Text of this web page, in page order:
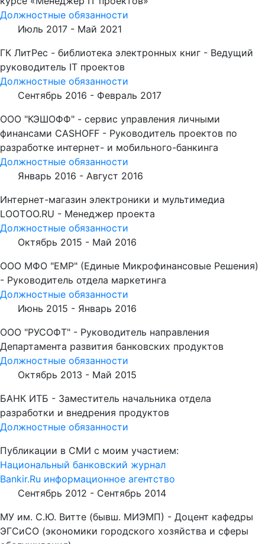
Должностные обязанности
Июль 2017 - Май 2021
ГК ЛитРес - библиотека электронных книг - Ведущий
руководитель IT проектов
Должностные обязанности
Сентябрь 2016 - Февраль 2017
ООО "КЭШОФФ" - сервис управления личными
финансами CASHOFF - Руководитель проектов по
разработке интернет- и мобильного-банкинга
Должностные обязанности
Январь 2016 - Август 2016
Интернет-магазин электроники и мультимедиа
LOOTOO.RU - Менеджер проекта
Должностные обязанности
Октябрь 2015 - Май 2016
ООО МФО "ЕМР" (Единые Микрофинансовые Решения)
- Руководитель отдела маркетинга
Должностные обязанности
Июнь 2015 - Январь 2016
ООО "РУСОФТ" - Руководитель направления
Департамента развития банковских продуктов
Должностные обязанности
Октябрь 2013 - Май 2015
БАНК ИТБ - Заместитель начальника отдела
разработки и внедрения продуктов
Должностные обязанности
Публикации в СМИ с моим участием:
Национальный банковский журнал
Bankir.Ru информационное агентство
Сентябрь 2012 - Сентябрь 2014
МУ им. С.Ю. Витте (бывш. МИЭМП) - Доцент кафедры
ЭГСиСО (экономики городского хозяйства и сферы